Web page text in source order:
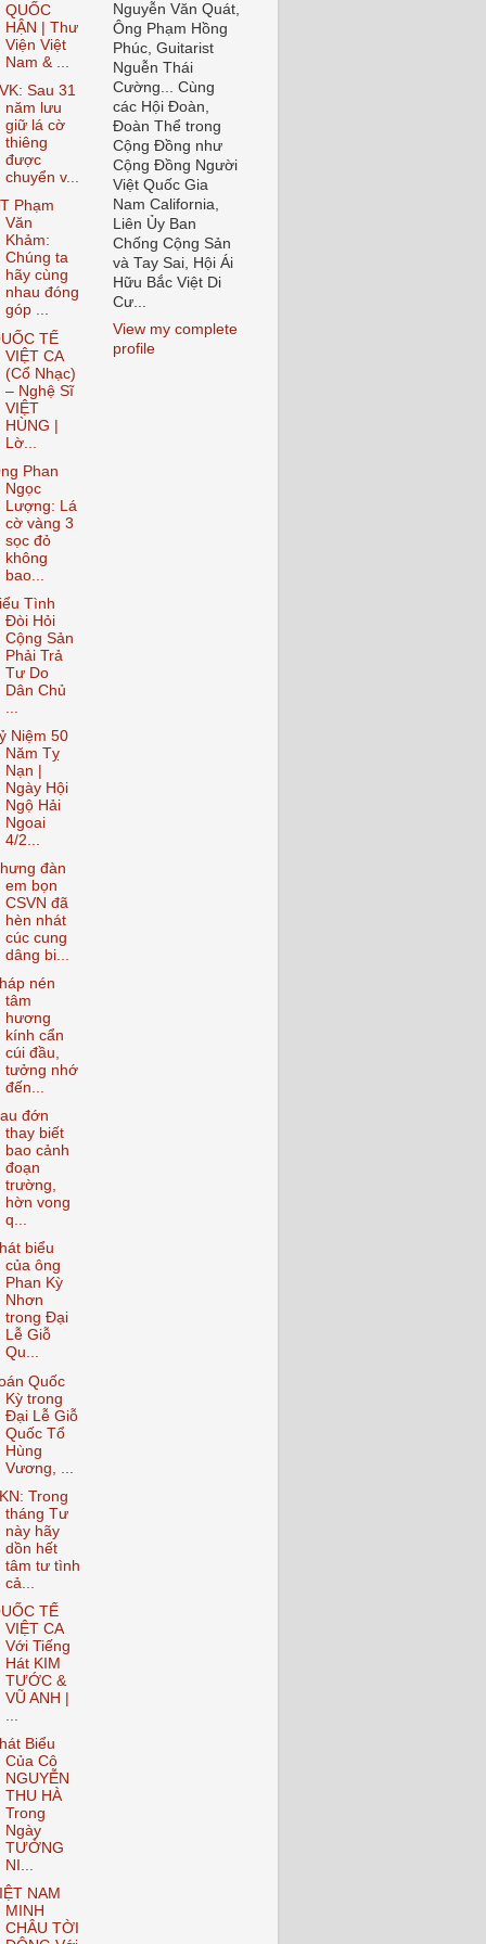
QUỐC
HẬN | Thư
Viện Việt
Nam & ...
Sau 31
năm lưu
giữ lá cờ
thiêng
được
chuyển v...
Phạm
Văn
Khảm:
Chúng ta
hãy cùng
nhau đóng
góp ...
TẾ
VIỆT CA
(Cổ Nhạc)
– Nghệ Sĩ
VIỆT
HÙNG |
Lờ...
Phan
Ngọc
Lượng: Lá
cờ vàng 3
sọc đỏ
không
bao...
Tình
Đòi Hỏi
Cộng Sản
Phải Trả
Tư Do
Dân Chủ
Niệm 50
Năm Tỵ
Nạn |
Ngày Hội
Ngộ Hải
Ngoai
4/2...
đàn
em bọn
CSVN đã
hèn nhát
cúc cung
dâng bi...
nén
tâm
hương
kính cẩn
cúi đầu,
tưởng nhớ
đến...
đớn
thay biết
bao cảnh
đoạn
trường,
hờn vong
q...
biểu
của ông
Phan Kỳ
Nhơn
trong Đại
Lễ Giỗ
Qu...
Quốc
Kỳ trong
Đại Lễ Giỗ
Quốc Tổ
Hùng
Vương, ...
Trong
tháng Tư
này hãy
dồn hết
tâm tư tình
cả...
TẾ
VIỆT CA
Với Tiếng
Hát KIM
TƯỚC &
VŨ ANH |
Biểu
Của Cô
NGUYỄN
THU HÀ
Trong
Ngày
TƯỞNG
NI...
NAM
MINH
CHÂU TỜI
Nguyễn Văn Quát,
Ông Phạm Hồng
Phúc, Guitarist
Nguễn Thái
Cường... Cùng
các Hội Đoàn,
Đoàn Thể trong
Cộng Đồng như
Cộng Đồng Người
Việt Quốc Gia
Nam California,
Liên Ủy Ban
Chống Cộng Sản
và Tay Sai, Hội Ái
Hữu Bắc Việt Di
Cư...
View my complete
profile